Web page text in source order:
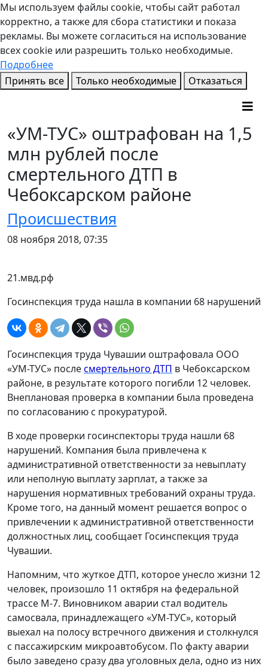
Мы используем файлы cookie, чтобы сайт работал
корректно, а также для сбора статистики и показа
рекламы. Вы можете согласиться на использование
всех cookie или разрешить только необходимые.
Подробнее
Принять все
Только необходимые Отказаться
«УМ-ТУС» оштрафован на 1,5
млн рублей после
смертельного ДТП в
Чебоксарском районе
Происшествия
08 ноября 2018, 07:35
21.мвд.рф
Госинспекция труда нашла в компании 68 нарушений
Госинспекция труда Чувашии оштрафовала ООО
«УМ-ТУС» послесмертельного ДТП в Чебоксарском
районе, в результате которого погибли 12 человек.
Внеплановая проверка в компании была проведена
по согласованию с прокуратурой.
В ходе проверки госинспекторы труда нашли 68
нарушений. Компания была привлечена к
административной ответственности за невыплату
или неполную выплату зарплат, а также за
нарушения нормативных требований охраны труда.
Кроме того, на данный момент решается вопрос о
привлечении к административной ответственности
должностных лиц, сообщает Госинспекция труда
Чувашии.
Напомним, что жуткое ДТП, которое унесло жизни 12
человек, произошло 11 октября на федеральной
трассе М-7. Виновником аварии стал водитель
самосвала, принадлежащего «УМ-ТУС», который
выехал на полосу встречного движения и столкнулся
с пассажирским микроавтобусом. По факту аварии
было заведено сразу два уголовных дела, одно из них